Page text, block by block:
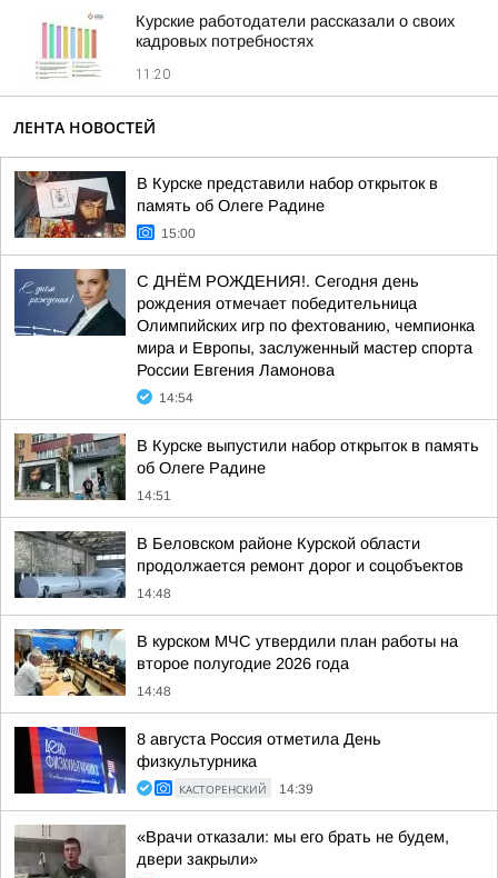
Курские работодатели рассказали о своих
кадровых потребностях
11:20
ЛЕНТА НОВОСТЕЙ
В Курске представили набор открыток в
память об Олеге Радине
15:00
С ДНЁМ РОЖДЕНИЯ!. Сегодня день
рождения отмечает победительница
Олимпийских игр по фехтованию, чемпионка
мира и Европы, заслуженный мастер спорта
России Евгения Ламонова
14:54
В Курске выпустили набор открыток в память
об Олеге Радине
14:51
В Беловском районе Курской области
продолжается ремонт дорог и соцобъектов
14:48
В курском МЧС утвердили план работы на
второе полугодие 2026 года
14:48
8 августа Россия отметила День
физкультурника
КАСТОРЕНСКИЙ 14:39
«Врачи отказали: мы его брать не будем,
двери закрыли»